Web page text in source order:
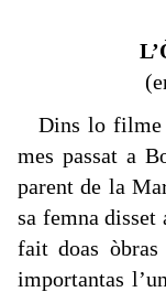
Dins lo filme
mes passat a
parent de la
sa femna disset
fait doas
importantas